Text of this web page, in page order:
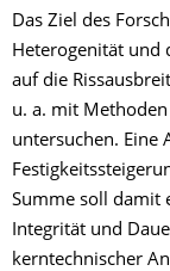
Das Ziel des
Heterogenität und
auf die
u. a. mit
untersuchen. Eine
Summe soll damit
Integrität und
kerntechnischer